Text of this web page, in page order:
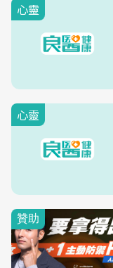
心靈
心靈